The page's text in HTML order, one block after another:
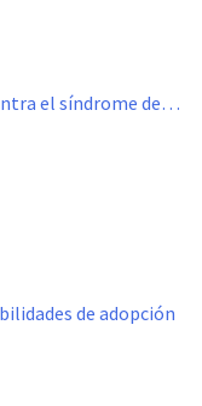
el síndrome de…
de adopción